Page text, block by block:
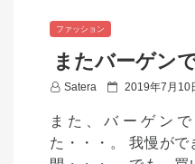
ファッション
またバーゲン
Satera
P
s
2019年7月10
また、バーゲン
た・・・。 我慢がで